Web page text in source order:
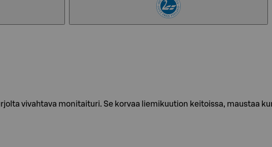
vivahtava monitaituri. Se korvaa liemikuution keitoissa, maustaa